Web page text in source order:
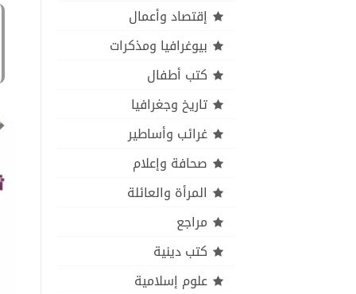
إقتصاد وأعمال
بيوغرافيا ومذكرات
كتب أطفال
تاريخ وجغرافيا
غرائب وأساطير
صحافة وإعلام
المرأة والعائلة
مراجع
كتب دينية
علوم إسلامية